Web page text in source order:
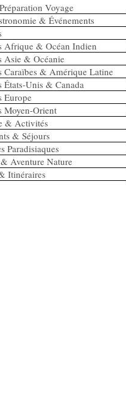
Voyage
& Événements
Afrique & Océan Indien
Asie & Océanie
Caraïbes & Amérique Latine
États-Unis & Canada
Europe
Moyen-Orient
& Activités
& Séjours
Paradisiaques
Aventure Nature
Itinéraires